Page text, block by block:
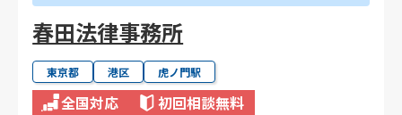
春田法律事務所
東京都 港区 虎ノ門駅
全国対応 初回相談無料